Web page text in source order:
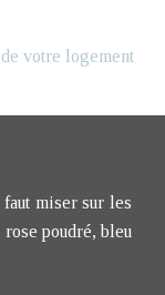
votre logement
miser sur les
poudré, bleu